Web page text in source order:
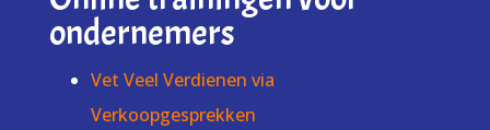
ondernemers
Vet Veel Verdienen via
Verkoopgesprekken